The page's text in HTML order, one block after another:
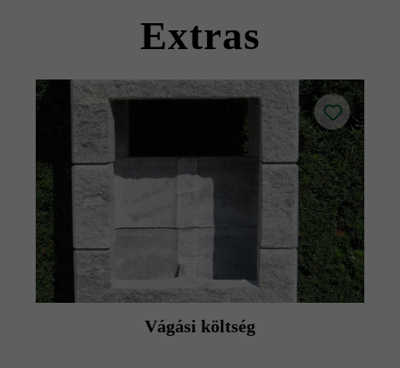
Extras
Vágási költség